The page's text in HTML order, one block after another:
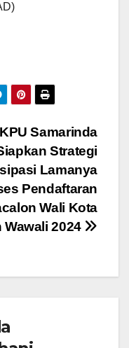
KPU Samarinda
Strategi
Lamanya
Pendaftaran
Wali Kota
Wawali 2024